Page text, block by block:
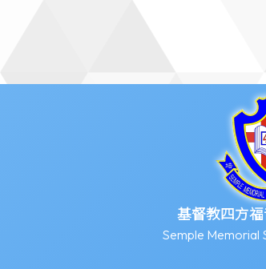
基督教四方
Semple Memorial